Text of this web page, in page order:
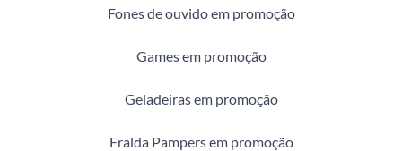
Fones de ouvido em promoção
Games em promoção
Geladeiras em promoção
Fralda Pampers em promoção